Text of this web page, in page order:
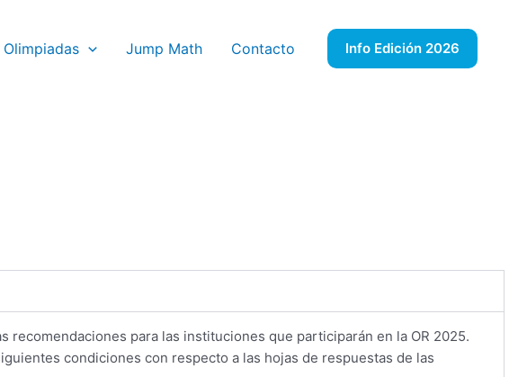
Olimpiadas Jump Math Contacto Info Edición 2026
recomendaciones para las instituciones que participarán en la OR 2025.
condiciones con respecto a las hojas de respuestas de las